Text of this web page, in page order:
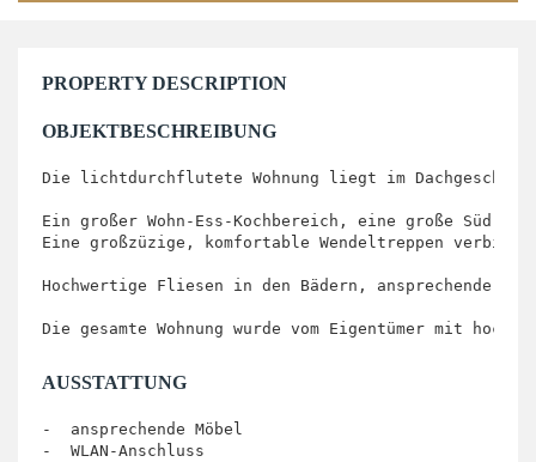
PROPERTY DESCRIPTION
OBJEKTBESCHREIBUNG
Die lichtdurchflutete Wohnung liegt im
Ein großer Wohn-Ess-Kochbereich, eine große Süd
Eine großzüzige, komfortable Wendeltreppen
Hochwertige Fliesen in den Bädern, ansprechende
Die gesamte Wohnung wurde vom Eigentümer mit
AUSSTATTUNG
-  ansprechende Möbel
-  WLAN-Anschluss